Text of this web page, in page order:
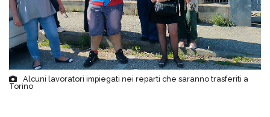
Alcuni lavoratori impiegati nei reparti che saranno trasferiti a
Torino